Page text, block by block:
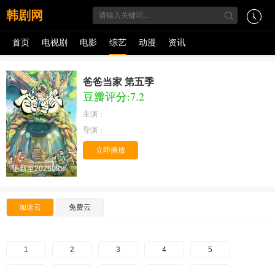
韩剧网
首页 电视剧 电影 综艺 动漫 资讯
更新至20260806期
爸爸当家 第五季
豆瓣评分:7.2
主演：
导演：
立即播放
加速云 免费云
1 2 3 4 5